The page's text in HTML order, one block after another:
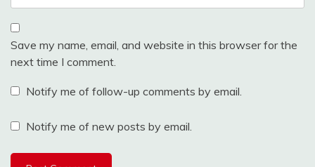
Save my name, email, and website in this browser for the
next time I comment.
Notify me of follow-up comments by email.
Notify me of new posts by email.